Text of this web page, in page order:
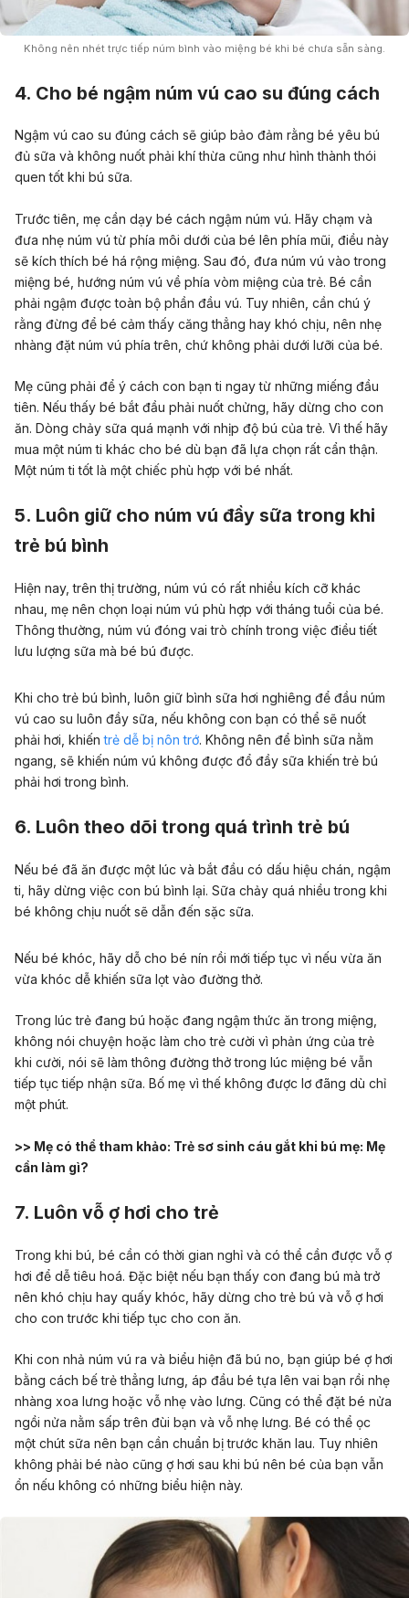
Không nên nhét trực tiếp núm bình vào miệng bé khi bé chưa sẵn sàng.
4. Cho bé ngậm núm vú cao su đúng cách
Ngậm vú cao su đúng cách sẽ giúp bảo đảm rằng bé yêu bú
đủ sữa và không nuốt phải khí thừa cũng như hình thành thói
quen tốt khi bú sữa.
Trước tiên, mẹ cần dạy bé cách ngậm núm vú. Hãy chạm và
đưa nhẹ núm vú từ phía môi dưới của bé lên phía mũi, điều này
sẽ kích thích bé há rộng miệng. Sau đó, đưa núm vú vào trong
miệng bé, hướng núm vú về phía vòm miệng của trẻ. Bé cần
phải ngậm được toàn bộ phần đầu vú. Tuy nhiên, cần chú ý
rằng đừng để bé cảm thấy căng thẳng hay khó chịu, nên nhẹ
nhàng đặt núm vú phía trên, chứ không phải dưới lưỡi của bé.
Mẹ cũng phải để ý cách con bạn ti ngay từ những miếng đầu
tiên. Nếu thấy bé bắt đầu phải nuốt chửng, hãy dừng cho con
ăn. Dòng chảy sữa quá mạnh với nhịp độ bú của trẻ. Vì thế hãy
mua một núm ti khác cho bé dù bạn đã lựa chọn rất cẩn thận.
Một núm ti tốt là một chiếc phù hợp với bé nhất.
5. Luôn giữ cho núm vú đầy sữa trong khi
trẻ bú bình
Hiện nay, trên thị trường, núm vú có rất nhiều kích cỡ khác
nhau, mẹ nên chọn loại núm vú phù hợp với tháng tuổi của bé.
Thông thường, núm vú đóng vai trò chính trong việc điều tiết
lưu lượng sữa mà bé bú được.
Khi cho trẻ bú bình, luôn giữ bình sữa hơi nghiêng để đầu núm
vú cao su luôn đầy sữa, nếu không con bạn có thể sẽ nuốt
phải hơi, khiếntrẻ dễ bị nôn trớ. Không nên để bình sữa nằm
ngang, sẽ khiến núm vú không được đổ đầy sữa khiến trẻ bú
phải hơi trong bình.
6. Luôn theo dõi trong quá trình trẻ bú
Nếu bé đã ăn được một lúc và bắt đầu có dấu hiệu chán, ngậm
ti, hãy dừng việc con bú bình lại. Sữa chảy quá nhiều trong khi
bé không chịu nuốt sẽ dẫn đến sặc sữa.
Nếu bé khóc, hãy dỗ cho bé nín rồi mới tiếp tục vì nếu vừa ăn
vừa khóc dễ khiến sữa lọt vào đường thở.
Trong lúc trẻ đang bú hoặc đang ngậm thức ăn trong miệng,
không nói chuyện hoặc làm cho trẻ cười vì phản ứng của trẻ
khi cười, nói sẽ làm thông đường thở trong lúc miệng bé vẫn
tiếp tục tiếp nhận sữa. Bố mẹ vì thế không được lơ đãng dù chỉ
một phút.
>> Mẹ có thể tham khảo: Trẻ sơ sinh cáu gắt khi bú mẹ: Mẹ
cần làm gì?
7. Luôn vỗ ợ hơi cho trẻ
Trong khi bú, bé cần có thời gian nghỉ và có thể cần được vỗ ợ
hơi để dễ tiêu hoá. Đặc biệt nếu bạn thấy con đang bú mà trở
nên khó chịu hay quấy khóc, hãy dừng cho trẻ bú và vỗ ợ hơi
cho con trước khi tiếp tục cho con ăn.
Khi con nhả núm vú ra và biểu hiện đã bú no, bạn giúp bé ợ hơi
bằng cách bế trẻ thẳng lưng, áp đầu bé tựa lên vai bạn rồi nhẹ
nhàng xoa lưng hoặc vỗ nhẹ vào lưng. Cũng có thể đặt bé nửa
ngồi nửa nằm sấp trên đùi bạn và vỗ nhẹ lưng. Bé có thể ọc
một chút sữa nên bạn cần chuẩn bị trước khăn lau. Tuy nhiên
không phải bé nào cũng ợ hơi sau khi bú nên bé của bạn vẫn
ổn nếu không có những biểu hiện này.